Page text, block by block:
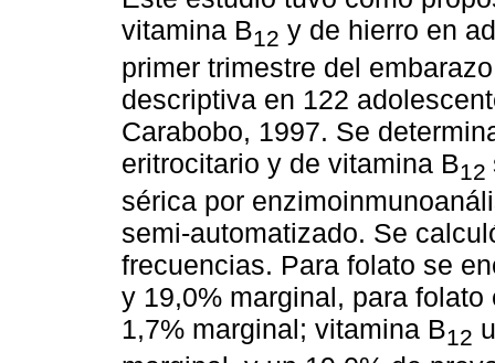
vitamina B12 y de hierro en
primer trimestre del
descriptiva en 122
Carabobo, 1997. Se
eritrocitario y de vitamina B12
sérica por
semi-automatizado. Se
frecuencias. Para folato se
y 19,0% marginal, para
1,7% marginal; vitamina B12